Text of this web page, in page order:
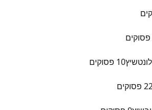
פסוקים
10 פסוקים
פסוקים